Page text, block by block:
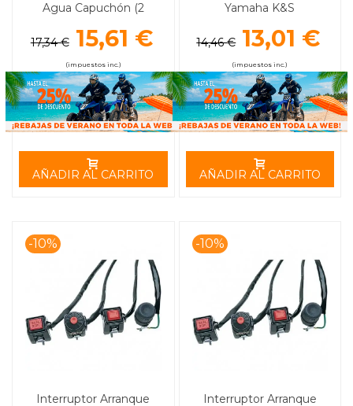
Agua Capuchón (2
17,34 € 15,61 €
(impuestos inc.)
AÑADIR AL CARRITO
Yamaha K&S
14,46 € 13,01 €
(impuestos inc.)
AÑADIR AL CARRITO
-10%
Interruptor Arranque
-10%
Interruptor Arranque